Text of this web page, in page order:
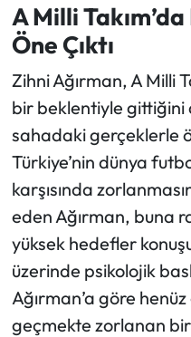
A Milli
Öne Çıktı
Zihni Ağırman, A Milli
bir beklentiyle gittiğini
sahadaki gerçeklerle
Türkiye’nin dünya
karşısında
eden Ağırman, buna
yüksek hedefler
üzerinde psikolojik
Ağırman’a göre
geçmekte zorlanan